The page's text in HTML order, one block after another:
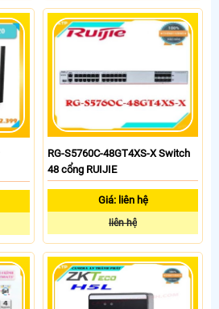
RG-S5760C-48GT4XS-X Switch
48 cổng RUIJIE
Giá: liên hệ
liên hệ